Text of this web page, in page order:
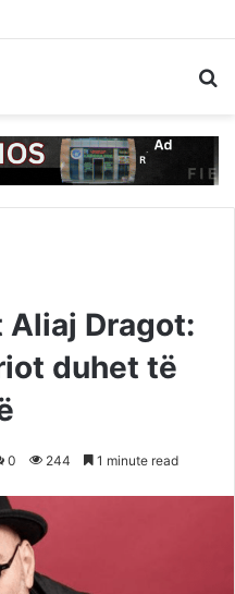
Aliaj Dragot:
duhet të
0 244 1 minute read